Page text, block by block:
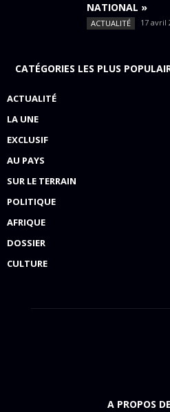
NATIONAL »
ACTUALITÉ 17 avril
CATÉGORIES LES PLUS
ACTUALITÉ
LA UNE
EXCLUSIF
AU PAYS
SUR LE TERRAIN
POLITIQUE
AFRIQUE
DOSSIER
CULTURE
A PROPOS